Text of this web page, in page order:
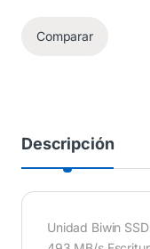
Comparar
Descripción
Unidad Biwin